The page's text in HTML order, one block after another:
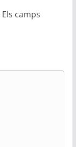
Els camps